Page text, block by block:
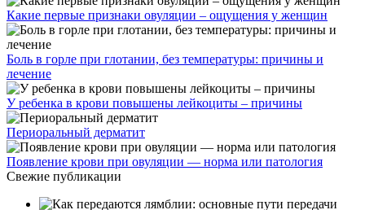
Какие первые признаки овуляции – ощущения у женщин
Боль в горле при глотании, без температуры: причины и
лечение
У ребенка в крови повышены лейкоциты – причины
Периоральный дерматит
Появление крови при овуляции — норма или патология
Свежие публикации